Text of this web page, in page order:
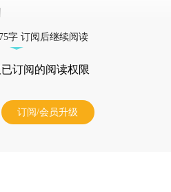
字 订阅后继续阅读
订阅的阅读权限
订阅/会员升级